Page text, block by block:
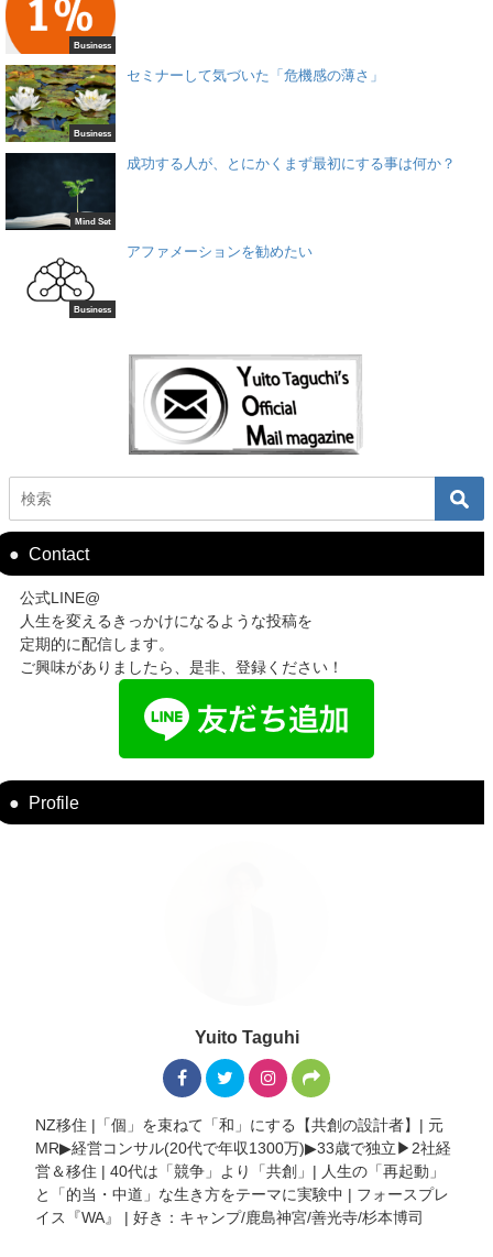
Business
Business
セミナーして気づいた「危機感の薄さ」
Mind Set
成功する人が、とにかくまず最初にする事は何か？
Business
アファメーションを勧めたい
Contact
公式LINE@
人生を変えるきっかけになるような投稿を
定期的に配信します。
ご興味がありましたら、是非、登録ください！
Profile
Yuito Taguhi
NZ移住 |「個」を束ねて「和」にする【共創の設計者】| 元
MR▶︎経営コンサル(20代で年収1300万)▶︎33歳で独立▶︎2社経
営＆移住 | 40代は「競争」より「共創」| 人生の「再起動」
と「的当・中道」な生き方をテーマに実験中 | フォースプレ
イス『WA』 | 好き：キャンプ/鹿島神宮/善光寺/杉本博司